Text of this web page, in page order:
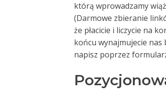
którą wprowadzamy
(Darmowe zbieranie
że płacicie i liczycie na
końcu wynajmujecie nas
napisz poprzez